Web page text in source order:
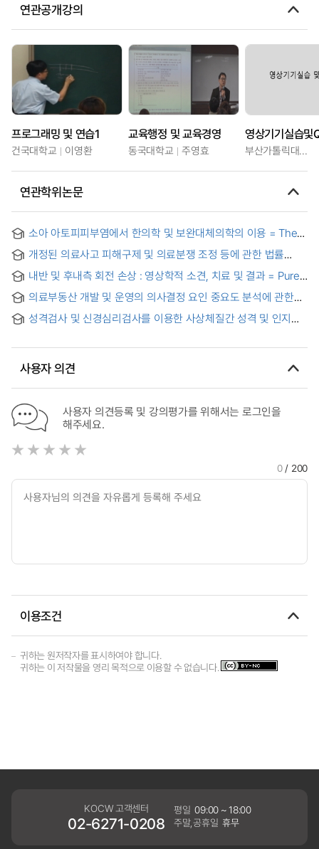
연관공개강의
프로그래밍 및 연습1
건국대학교 이영환
교육행정 및 교육경영
동국대학교 주영효
영상기기실습및
부산가톨릭대학교
연관학위논문
소아 아토피피부염에서 한의학 및 보완대체의학의 이용 = The
Use of Oriental and Complementary Alternative Medicine
in Children with Atopic Dermatitis
개정된 의료사고 피해구제 및 의료분쟁 조정 등에 관한 법률
시행에 따른 의사의 진료행태 변화에 관한 연구 :
정신건강의학과를 중심으로
내반 및 후내측 회전 손상 : 영상학적 소견, 치료 및 결과 = Pure
Varus Posteromedial Rotatory Instability of the
Elbow:Radiographic Findings, Treatment, and Outcomes
의료부동산 개발 및 운영의 의사결정 요인 중요도 분석에 관한
연구 : 병원급 의료기관을 중심으로
성격검사 및 신경심리검사를 이용한 사상체질간 성격 및 인지
Characteristics of Sasang Constitution by the
사용자 의견
사용자 의견등록 및 강의평가를 위해서는 로그인을
해주세요.
0/ 200
이용조건
귀하는 원저작자를 표시하여야 합니다.
귀하는 이 저작물을 영리 목적으로 이용할 수 없습니다.
KOCW 고객센터
02-6271-0208
평일 09:00 ~ 18:00
주말,공휴일 휴무